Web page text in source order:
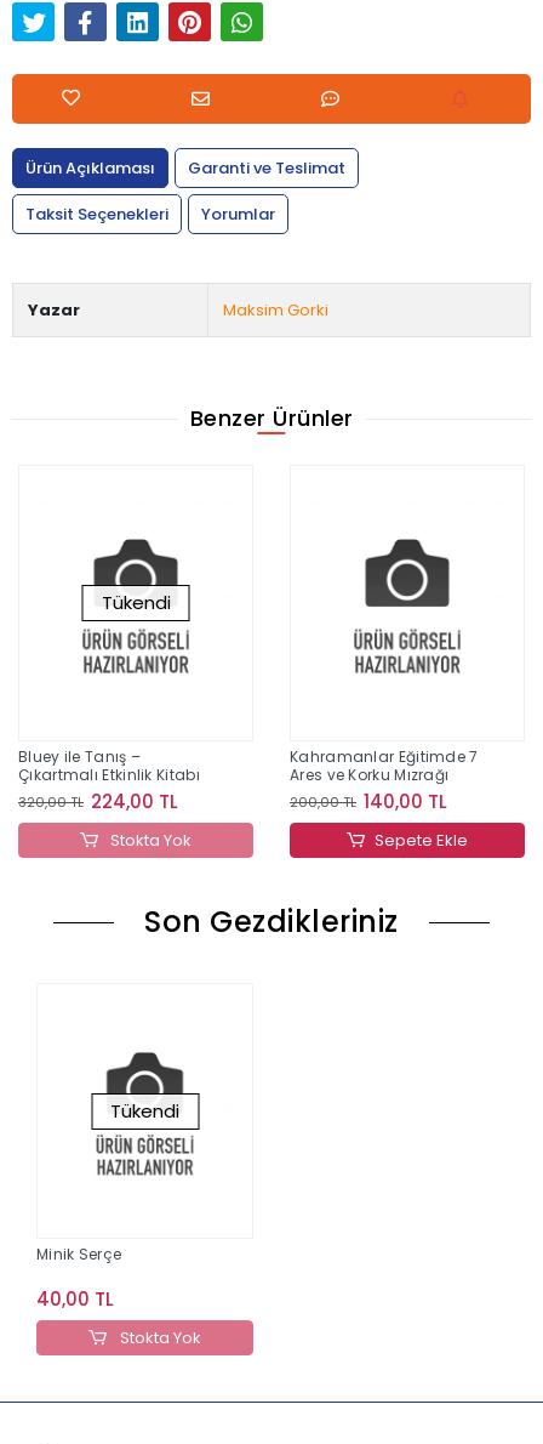
Ürün Açıklaması
Garanti ve Teslimat
Taksit Seçenekleri
Yorumlar
Yazar Maksim Gorki
Benzer Ürünler
Tükendi
Bluey ile Tanış –
Çıkartmalı Etkinlik Kitabı
320,00 TL 224,00 TL
Stokta Yok
Kahramanlar Eğitimde 7
Ares ve Korku Mızrağı
200,00 TL 140,00 TL
Sepete Ekle
Son Gezdikleriniz
Tükendi
Minik Serçe
40,00 TL
Stokta Yok